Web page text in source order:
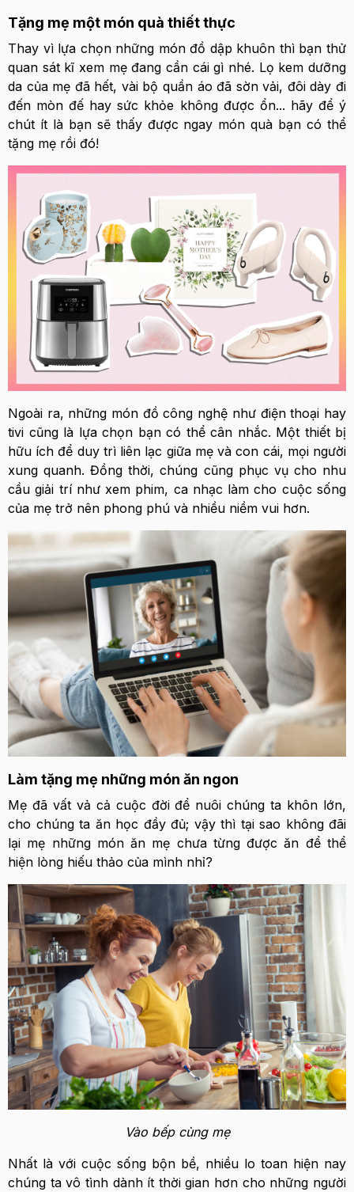
Tặng mẹ một món quà thiết thực
Thay vì lựa chọn những món đồ dập khuôn thì bạn thử
quan sát kĩ xem mẹ đang cần cái gì nhé. Lọ kem dưỡng
da của mẹ đã hết, vài bộ quần áo đã sờn vải, đôi dày đi
đến mòn đế hay sức khỏe không được ổn... hãy để ý
chút ít là bạn sẽ thấy được ngay món quà bạn có thể
tặng mẹ rồi đó!
Ngoài ra, những món đồ công nghệ như điện thoại hay
tivi cũng là lựa chọn bạn có thể cân nhắc. Một thiết bị
hữu ích để duy trì liên lạc giữa mẹ và con cái, mọi người
xung quanh. Đồng thời, chúng cũng phục vụ cho nhu
cầu giải trí như xem phim, ca nhạc làm cho cuộc sống
của mẹ trở nên phong phú và nhiều niềm vui hơn.
Làm tặng mẹ những món ăn ngon
Mẹ đã vất vả cả cuộc đời để nuôi chúng ta khôn lớn,
cho chúng ta ăn học đầy đủ; vậy thì tại sao không đãi
lại mẹ những món ăn mẹ chưa từng được ăn để thể
hiện lòng hiếu thảo của mình nhỉ?
Vào bếp cùng mẹ
Nhất là với cuộc sống bộn bề, nhiều lo toan hiện nay
chúng ta vô tình dành ít thời gian hơn cho những người